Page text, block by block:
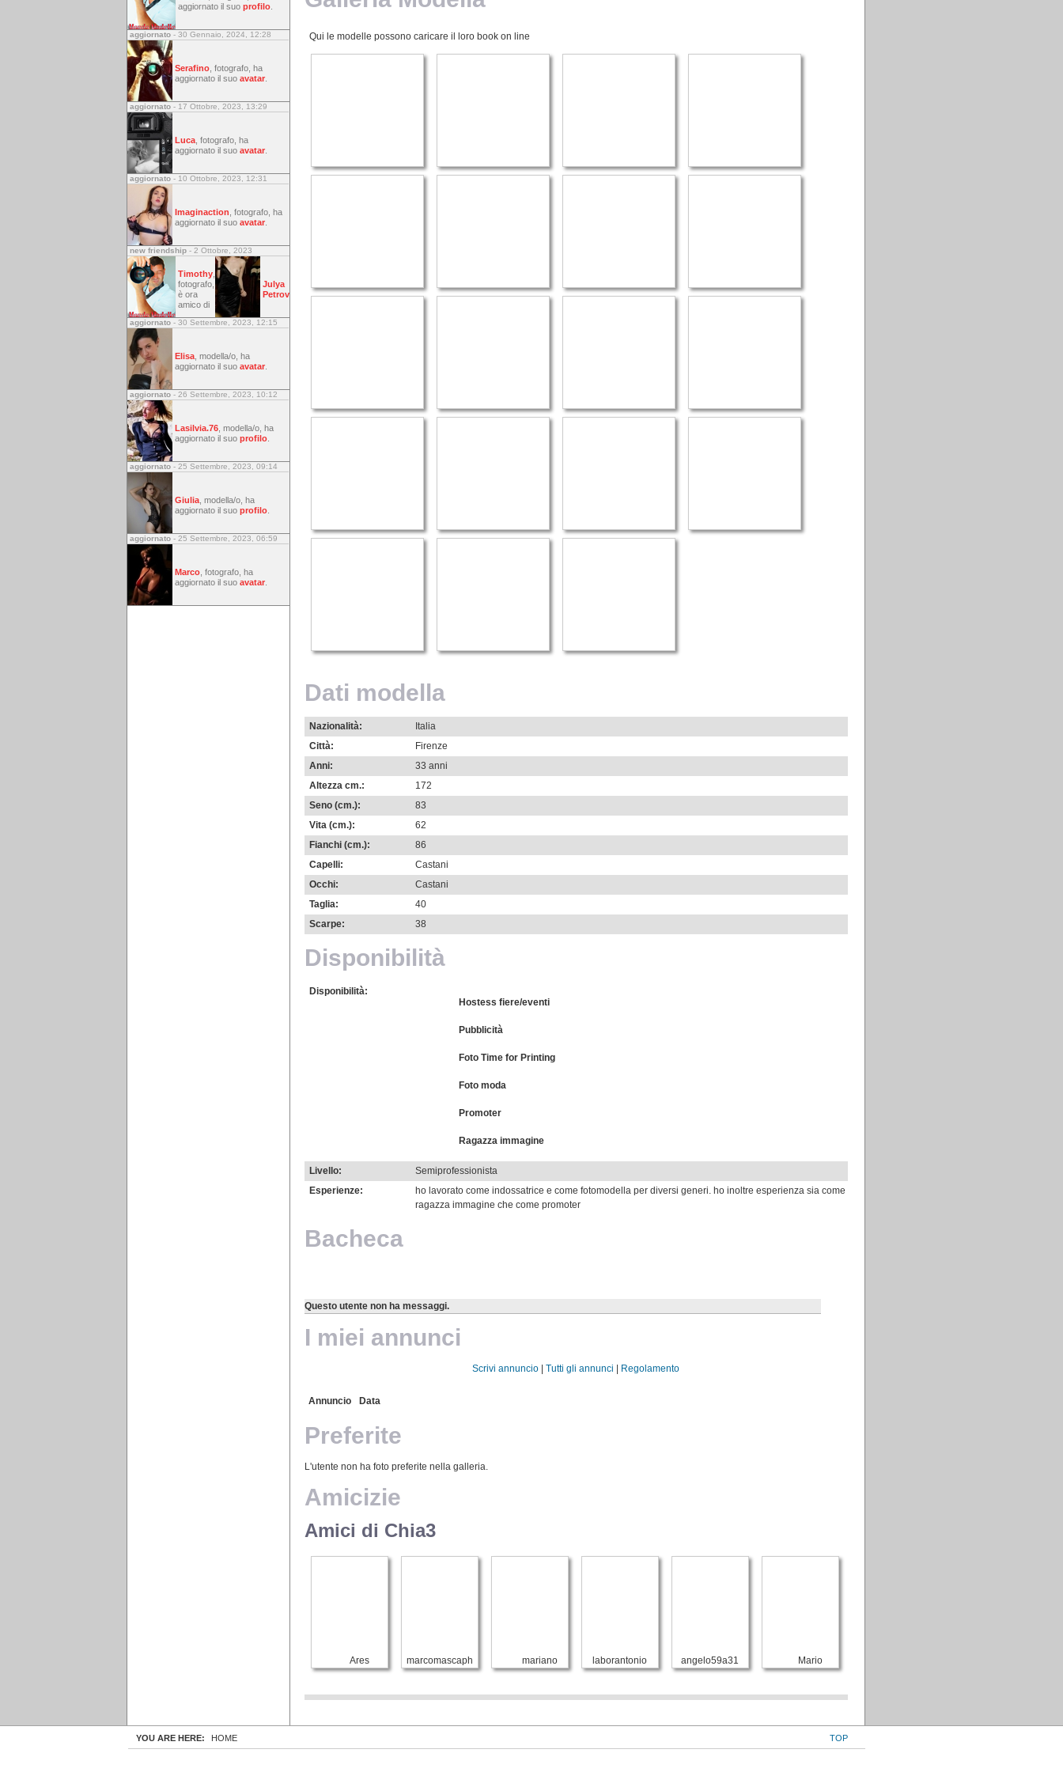
Qui le modelle possono caricare il loro book on line
Dati modella
Nazionalità:
Italia
Città:
Firenze
Anni:
33 anni
Altezza cm.:
172
Seno (cm.):
83
Vita (cm.):
62
Fianchi (cm.):
86
Capelli:
Castani
Occhi:
Castani
Taglia:
40
Scarpe:
38
Disponibilità
Disponibilità:
Hostess fiere/eventi
Pubblicità
Foto Time for Printing
Foto moda
Promoter
Ragazza immagine
Livello:
Semiprofessionista
Esperienze:
ho lavorato come indossatrice e come fotomodella per diversi generi. ho inoltre esperienza sia come
ragazza immagine che come promoter
Bacheca
Questo utente non ha messaggi.
I miei annunci
Scrivi annuncio |Tutti gli annunci Regolamento
Annuncio Data
Preferite
L'utente non ha foto preferite nella galleria.
Amicizie
Amici di Chia3
Ares marcomascaph mariano laborantonio angelo59a31 Mario
aggiornato il suo profilo
aggiornato - 30 Gennaio, 2024, 12:28
Serafino , fotografo, ha
aggiornato il suo avatar
aggiornato - 17 Ottobre, 2023, 13:29
Luca , fotografo, ha
aggiornato il suo avatar
aggiornato - 10 Ottobre, 2023, 12:31
Imaginaction , fotografo, ha
aggiornato il suo avatar
new friendship - 2 Ottobre, 2023
Timothy
fotografo,
è ora
amico di
Julya
Petrov
aggiornato - 30 Settembre, 2023, 12:15
Elisa , modella/o, ha
aggiornato il suo avatar
aggiornato - 26 Settembre, 2023, 10:12
Lasilvia.76 , modella/o, ha
aggiornato il suo profilo
aggiornato - 25 Settembre, 2023, 09:14
Giulia , modella/o, ha
aggiornato il suo profilo
aggiornato - 25 Settembre, 2023, 06:59
Marco , fotografo, ha
aggiornato il suo avatar
YOU ARE HERE: HOME TOP